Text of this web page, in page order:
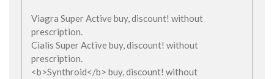
Viagra Super Active buy, discount! without
prescription.
Cialis Super Active buy, discount! without
prescription.
<b>Synthroid</b> buy, discount! without